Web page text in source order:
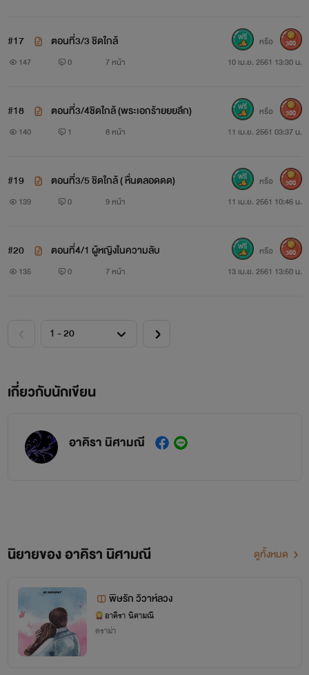
#17 ตอนที่3/3 ชิดใกล้
147 0 7 หน้า 10 เม.ย. 2561 13:30 น.
หรือ 300
#18 ตอนที่3/4ชิดใกล้ (พระเอกร้ายยยลึก)
140 1 8 หน้า 11 เม.ย. 2561 03:37 น.
หรือ 300
#19 ตอนที่3/5 ชิดใกล้ ( หื่นตลอดดด)
139 0 9 หน้า 11 เม.ย. 2561 10:46 น.
หรือ 300
#20 ตอนที่4/1 ผู้หญิงในความลับ
135 0 7 หน้า 13 เม.ย. 2561 13:50 น.
หรือ 300
เกี่ยวกับนักเขียน
อาคิรา นิศามณี
นิยายของ อาคิรา นิศามณี ดูทั้งหมด
พิษรัก วิวาห์ลวง
อาคิรา นิศามณี
ดราม่า